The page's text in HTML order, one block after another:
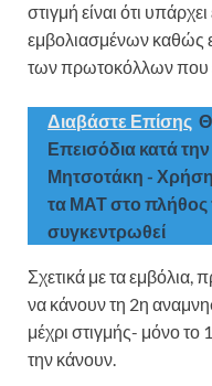
στιγμή είναι ότι
εμβολιασμένων καθώς
των πρωτοκόλλων που
Διαβάστε Επίσης
Επεισόδια κατά την
Μητσοτάκη -
τα ΜΑΤ στο πλήθος
συγκεντρωθεί
Σχετικά με τα
να κάνουν τη 2η
μέχρι στιγμής- μόνο
την κάνουν.